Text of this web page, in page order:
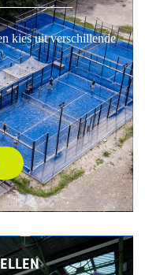
kies uit verschillende